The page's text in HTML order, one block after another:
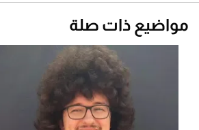
مواضيع ذات صلة